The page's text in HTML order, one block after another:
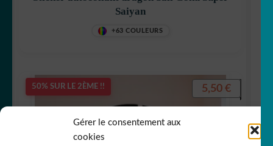
Gérer le consentement aux
cookies
Saiyan
+63 COULEURS
50% SUR LE 2ÈME !! 5,50 €